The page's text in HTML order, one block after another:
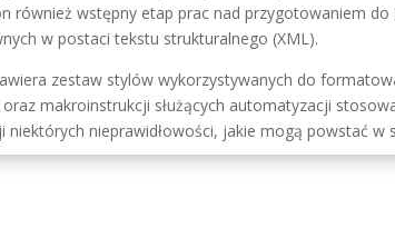
również wstępny etap prac nad przygotowaniem do
w postaci tekstu strukturalnego (XML).
zestaw stylów wykorzystywanych do
makroinstrukcji służących automatyzacji
niektórych nieprawidłowości, jakie mogą powstać w